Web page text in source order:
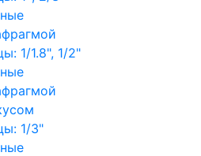
1/1.8", 1/2"
1/3"